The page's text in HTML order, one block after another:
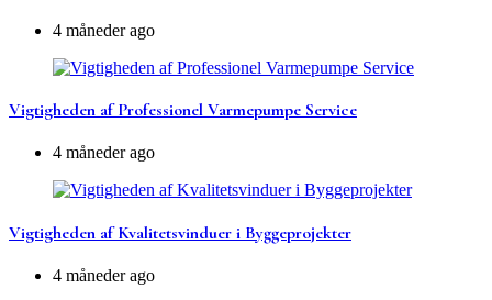
4 måneder ago
Vigtigheden af Professionel Varmepumpe Service
4 måneder ago
Vigtigheden af Kvalitetsvinduer i Byggeprojekter
4 måneder ago